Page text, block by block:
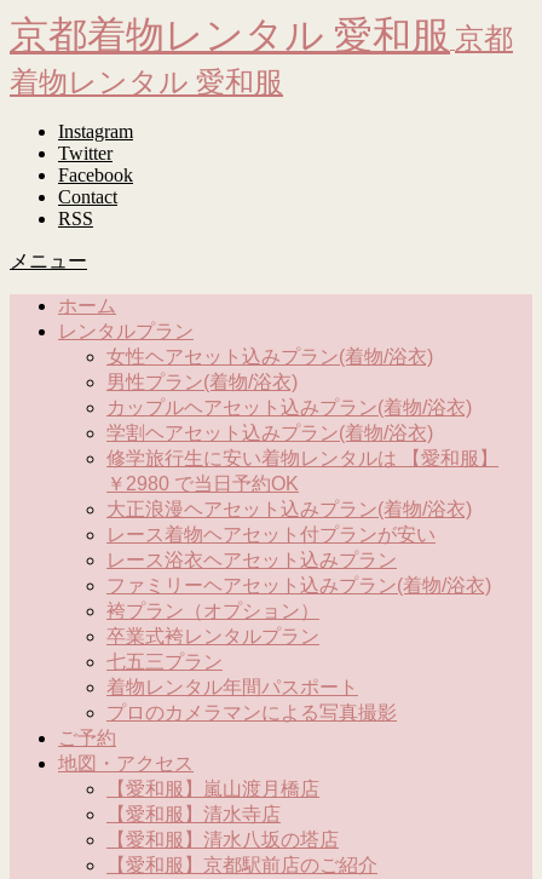
京都着物レンタル 愛和服 京都
着物レンタル 愛和服
Instagram
Twitter
Facebook
Contact
RSS
メニュー
ホーム
レンタルプラン
女性ヘアセット込みプラン(着物/浴衣)
男性プラン(着物/浴衣)
カップルヘアセット込みプラン(着物/浴衣)
学割ヘアセット込みプラン(着物/浴衣)
修学旅行生に安い着物レンタルは 【愛和服】
￥2980 で当日予約OK
大正浪漫ヘアセット込みプラン(着物/浴衣)
レース着物ヘアセット付プランが安い
レース浴衣ヘアセット込みプラン
ファミリーヘアセット込みプラン(着物/浴衣)
袴プラン（オプション）
卒業式袴レンタルプラン
七五三プラン
着物レンタル年間パスポート
プロのカメラマンによる写真撮影
ご予約
地図・アクセス
【愛和服】嵐山渡月橋店
【愛和服】清水寺店
【愛和服】清水八坂の塔店
【愛和服】京都駅前店のご紹介